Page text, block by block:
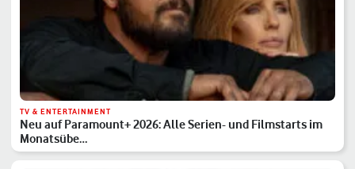
TV & ENTERTAINMENT
Neu auf Paramount+ 2026: Alle Serien- und Filmstarts im
Monatsübe…